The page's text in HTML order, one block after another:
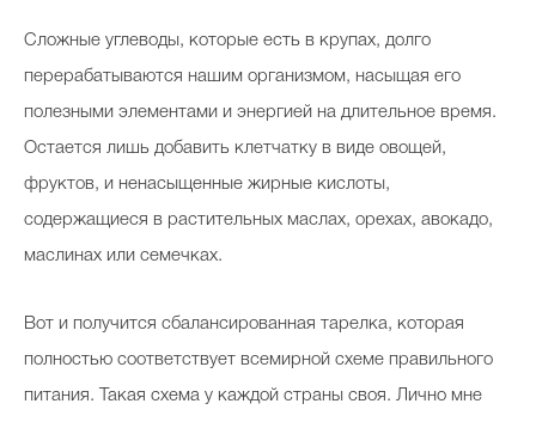
Сложные углеводы, которые есть в крупах, долго
перерабатываются нашим организмом, насыщая его
полезными элементами и энергией на длительное время.
Остается лишь добавить клетчатку в виде овощей,
фруктов, и ненасыщенные жирные кислоты,
содержащиеся в растительных маслах, орехах, авокадо,
маслинах или семечках.
Вот и получится сбалансированная тарелка, которая
полностью соответствует всемирной схеме правильного
питания. Такая схема у каждой страны своя. Лично мне